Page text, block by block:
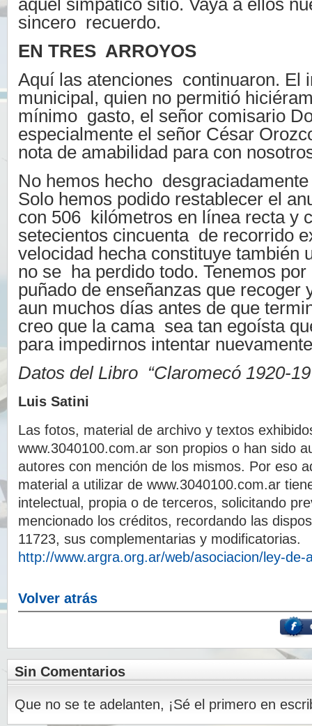
aquel simpático sitio. Vaya a ellos
sincero recuerdo.
EN TRES ARROYOS
Aquí las atenciones continuaron. El
municipal, quien no permitió
mínimo gasto, el señor comisario
especialmente el señor César
nota de amabilidad para con
No hemos hecho
Solo hemos podido restablecer el
con 506 kilómetros en línea recta y
setecientos cincuenta de recorrido
velocidad hecha constituye también
no se ha perdido todo. Tenemos
puñado de enseñanzas que recoger
aun muchos días antes de que
creo que la cama sea tan egoísta
para impedirnos intentar
Datos del Libro “Claromecó 1920-
Luis Satini
Las fotos, material de archivo y textos
www.3040100.com.ar son propios o han sido
autores con mención de los mismos. Por eso
material a utilizar de www.3040100.com.ar
intelectual, propia o de terceros, solicitando
mencionado los créditos, recordando las
11723, sus complementarias y modificatorias.
http://www.argra.org.ar/web/asociacion/ley-de-
Volver atrás
Sin Comentarios
Que no se te adelanten, ¡Sé el primero en